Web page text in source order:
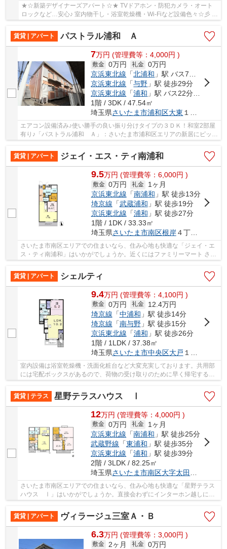
★☆新築デザイナーズアパート☆★ TVドアホン・防犯カメラ・オート
ロックなど…安心♪ 室内物干し・浴室乾燥機・Wi-Fiなど設備色々☆彡 ♪
賃貸 | アパート
パストラル浦和 Ａ
7万円 (管理費等：4,000円 )
敷金 0万円 礼金 0万円
京浜東北線 「北浦和 」駅 バス7分 「瀬ヶ崎」 停歩4分
京浜東北線 「与野 」駅 徒歩29分
京浜東北線 「浦和 」駅 バス22分 「瀬ヶ崎（埼玉県）」 停歩4分
1階 / 3DK / 47.54㎡
埼玉県さいたま市浦和区大東 １丁目１-５
エアコン設備済み♪使い勝手の良い振り分けタイプの３ＤＫ！和室2部屋
有り♪「パストラル浦和 Ａ」：さいたま市浦和区エリアの新居にピッタ
賃貸 | アパート
ジェイ・エス・ティ南浦和
9.5万円 (管理費等：6,000円 )
敷金 0万円 礼金
1ヶ月
京浜東北線 「南浦和 」駅 徒歩13分
埼京線 「武蔵浦和 」駅 徒歩19分
京浜東北線 「浦和 」駅 徒歩27分
1階 / 1DK / 33.33㎡
埼玉県さいたま市南区根岸４丁目３-１１
さいたま市南区エリアでの住まいなら、住み心地も快適な「ジェイ・エ
ス・ティ南浦和」はいかがでしょうか。近くにはファミリーマート さい
賃貸 | アパート
シェルティ
9.4万円 (管理費等：4,100円 )
敷金 0万円 礼金
12.4万円
埼京線 「中浦和 」駅 徒歩14分
埼京線 「南与野」駅 徒歩15分
京浜東北線 「浦和 」駅 徒歩26分
1階 / 1LDK / 37.38㎡
埼玉県さいたま市中央区大戸 １丁目３０-１
室内設備は浴室乾燥機・洗面化粧台など大変充実しております。共用部
には宅配ボックスがあるので、荷物の受け取りのために早く帰宅する必
賃貸 | テラス
星野テラスハウス Ⅰ
12万円 (管理費等：4,000円 )
敷金 0万円 礼金
1ヶ月
京浜東北線 「南浦和 」駅 徒歩25分
武蔵野線 「東浦和 」駅 徒歩35分
京浜東北線 「浦和 」駅 徒歩39分
2階 / 3LDK / 82.25㎡
埼玉県さいたま市南区大字太田窪
さいたま市南区エリアでの住まいなら、住み心地も快適な「星野テラス
ハウス Ⅰ」はいかがでしょうか。直接会わずにインターホン越しに来
訪者を確認できるので、トラブルの事前回避にも...
賃貸 | アパート
ヴィラージュ三室Ａ・Ｂ
6.3万円 (管理費等：3,000円 )
敷金 2ヶ月 礼金 0万円